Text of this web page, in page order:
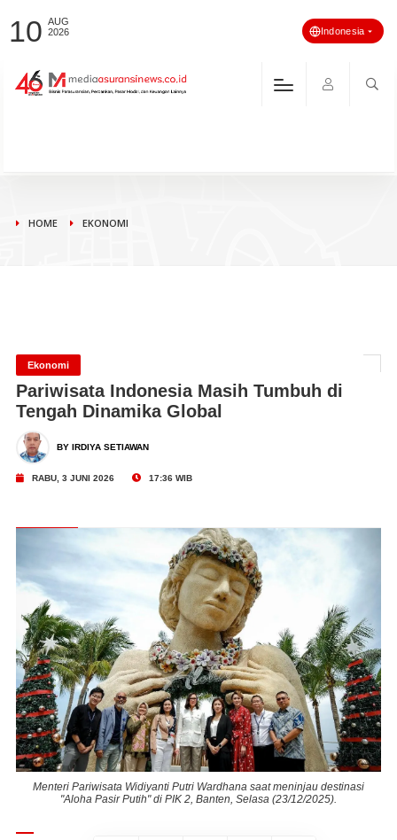
10 AUG
2026
Indonesia
HOME EKONOMI
Ekonomi
Pariwisata Indonesia Masih Tumbuh di
Tengah Dinamika Global
BY IRDIYA SETIAWAN
RABU, 3 JUNI 2026 17:36 WIB
Menteri Pariwisata Widiyanti Putri Wardhana saat meninjau destinasi
"Aloha Pasir Putih" di PIK 2, Banten, Selasa (23/12/2025).